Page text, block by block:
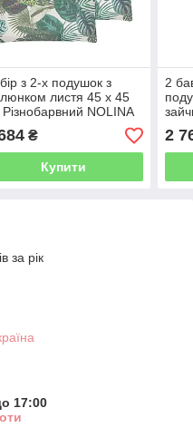
з 2-х подушок з
листя 45 x 45
NOLINA
₴
Купити
2
2
за рік
17:00